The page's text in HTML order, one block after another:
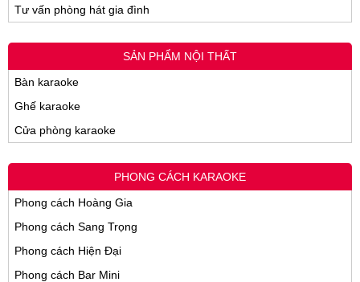
Tư vấn phòng hát gia đình
SẢN PHẨM NỘI THẤT
Bàn karaoke
Ghế karaoke
Cửa phòng karaoke
PHONG CÁCH KARAOKE
Phong cách Hoàng Gia
Phong cách Sang Trọng
Phong cách Hiện Đại
Phong cách Bar Mini